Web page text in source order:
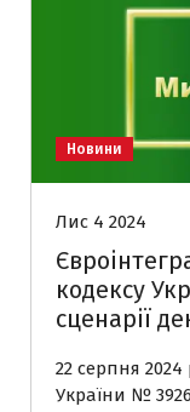
Новини
Лис 4 2024
кодексу
сценарії
22 серпня
України №